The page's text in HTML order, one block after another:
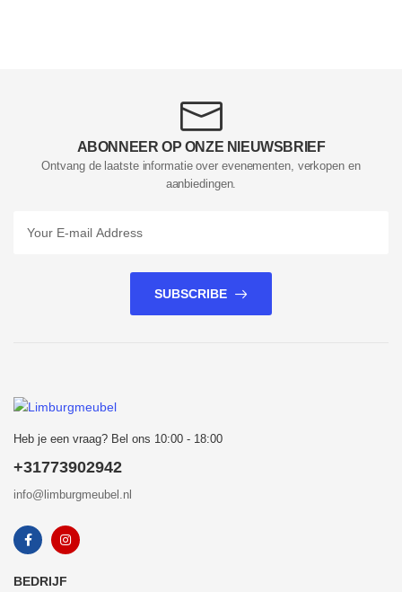
ABONNEER OP ONZE NIEUWSBRIEF
Ontvang de laatste informatie over evenementen, verkopen en
aanbiedingen.
SUBSCRIBE
Heb je een vraag? Bel ons 10:00 - 18:00
+31773902942
info@limburgmeubel.nl
BEDRIJF